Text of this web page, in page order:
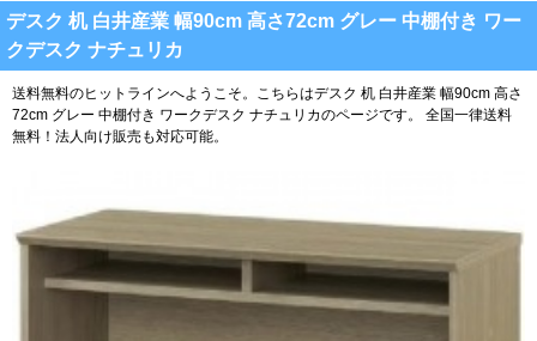
デスク 机 白井産業 幅90cm 高さ72cm グレー 中棚付き ワー
クデスク ナチュリカ
送料無料のヒットラインへようこそ。こちらはデスク 机 白井産業 幅90cm 高さ
72cm グレー 中棚付き ワークデスク ナチュリカのページです。
全国一律送料
無料！法人向け販売も対応可能。